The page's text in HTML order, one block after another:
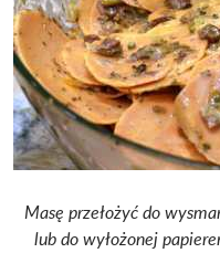
Masę przełożyć do
lub do wyłożonej